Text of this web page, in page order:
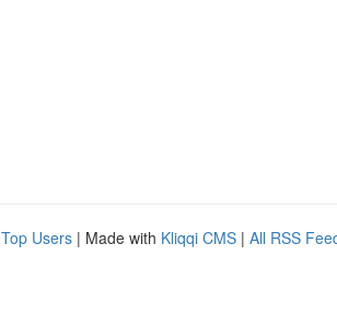
Top Users | Made with Kliqqi CMS | All RSS